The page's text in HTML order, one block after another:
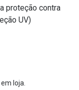
proteção contra
UV)
loja.